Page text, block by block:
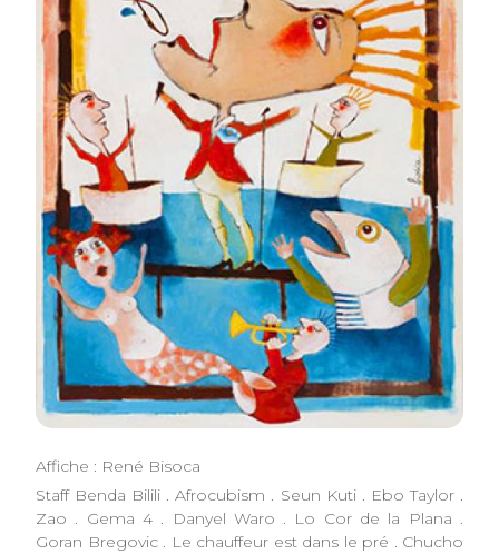
Affiche : René Bisoca
Staff Benda Bilili . Afrocubism . Seun Kuti . Ebo Taylor .
Zao . Gema 4 . Danyel Waro . Lo Cor de la Plana .
Goran Bregovic . Le chauffeur est dans le pré . Chucho